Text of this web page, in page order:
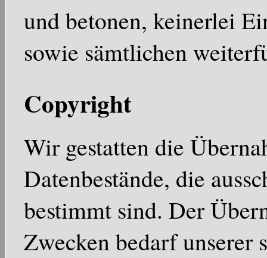
und betonen, keinerlei
sowie sämtlichen
Copyright
Wir gestatten die
Datenbestände, die
bestimmt sind. Der
Zwecken bedarf